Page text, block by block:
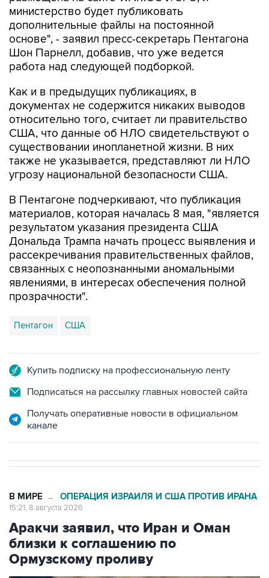
министерство будет публиковать
дополнительные файлы на постоянной
основе", - заявил пресс-секретарь Пентагона
Шон Парнелл, добавив, что уже ведется
работа над следующей подборкой.
Как и в предыдущих публикациях, в
документах не содержится никаких выводов
относительно того, считает ли правительство
США, что данные об НЛО свидетельствуют о
существовании инопланетной жизни. В них
также не указывается, представляют ли НЛО
угрозу национальной безопасности США.
В Пентагоне подчеркивают, что публикация
материалов, которая началась 8 мая, "является
результатом указания президента США
Дональда Трампа начать процесс выявления и
рассекречивания правительственных файлов,
связанных с неопознанными аномальными
явлениями, в интересах обеспечения полной
прозрачности".
Пентагон США
Купить подписку на профессиональную ленту
Подписаться на рассылку главных новостей сайта
Получать оперативные новости в официальном
канале
В МИРЕ → ОПЕРАЦИЯ ИЗРАИЛЯ И США ПРОТИВ ИРАНА
15:21, 8 августа 2026
Аракчи заявил, что Иран и Оман
близки к соглашению по
Ормузскому проливу